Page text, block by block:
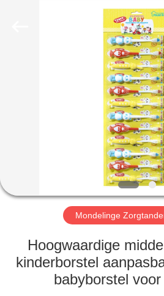
PRODUCTEN
ONGEVEER
ONS
FABRIEKSREIS
Mondelinge
Hoogwaardige
kinderborstel
babyborstel